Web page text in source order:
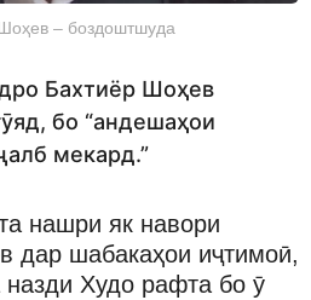
– боздоштшуда
Бахтиёр Шоҳев
бо “андешаҳои
мекард.”
нашри як навори
дар шабакаҳои иҷтимоӣ,
назди Худо рафта бо ӯ